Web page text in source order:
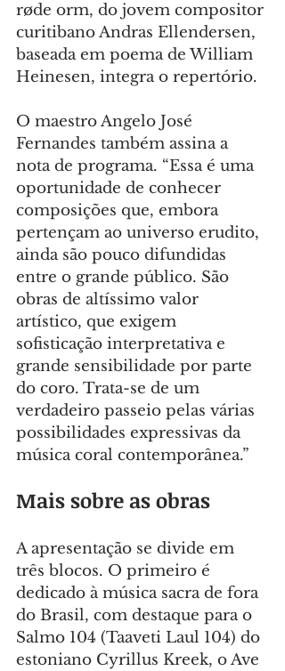
røde orm, do jovem compositor
curitibano Andras Ellendersen,
baseada em poema de William
Heinesen, integra o repertório.
O maestro Angelo José
Fernandes também assina a
nota de programa. “Essa é uma
oportunidade de conhecer
composições que, embora
pertençam ao universo erudito,
ainda são pouco difundidas
entre o grande público. São
obras de altíssimo valor
artístico, que exigem
sofisticação interpretativa e
grande sensibilidade por parte
do coro. Trata-se de um
verdadeiro passeio pelas várias
possibilidades expressivas da
música coral contemporânea.”
Mais sobre as obras
A apresentação se divide em
três blocos. O primeiro é
dedicado à música sacra de fora
do Brasil, com destaque para o
Salmo 104 (Taaveti Laul 104) do
estoniano Cyrillus Kreek, o Ave